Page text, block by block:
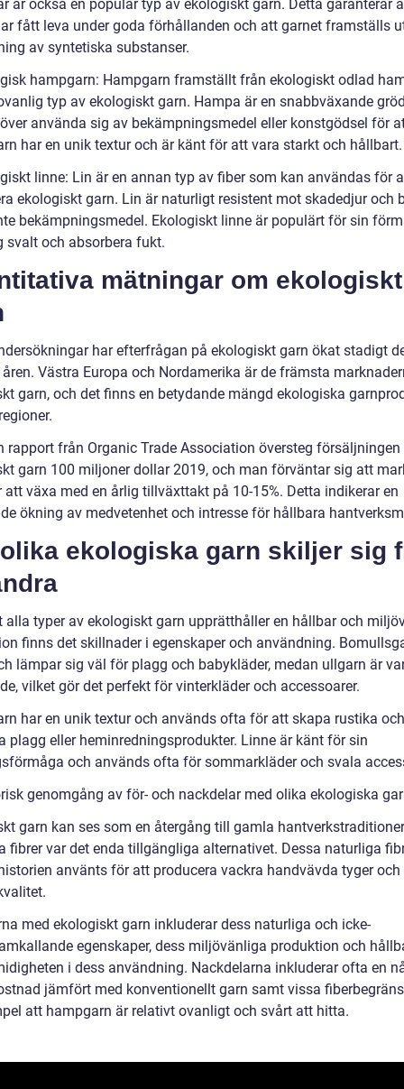
är också en populär typ av ekologiskt garn. Detta garanterar
fått leva under goda förhållanden och att garnet framställs
av syntetiska substanser.
hampgarn: Hampgarn framställt från ekologiskt odlad
typ av ekologiskt garn. Hampa är en snabbväxande
använda sig av bekämpningsmedel eller konstgödsel för
har en unik textur och är känt för att vara starkt och hållbart.
linne: Lin är en annan typ av fiber som kan användas för
ekologiskt garn. Lin är naturligt resistent mot skadedjur och
bekämpningsmedel. Ekologiskt linne är populärt för sin
svalt och absorbera fukt.
mätningar om ekologiskt
har efterfrågan på ekologiskt garn ökat stadigt
Västra Europa och Nordamerika är de främsta
garn, och det finns en betydande mängd ekologiska
rapport från Organic Trade Association översteg försäljningen
garn 100 miljoner dollar 2019, och man förväntar sig att
att växa med en årlig tillväxttakt på 10-15%. Detta indikerar en
ökning av medvetenhet och intresse för hållbara
ekologiska garn skiljer sig
alla typer av ekologiskt garn upprätthåller en hållbar och
finns det skillnader i egenskaper och användning.
lämpar sig väl för plagg och babykläder, medan ullgarn är
vilket gör det perfekt för vinterkläder och accessoarer.
har en unik textur och används ofta för att skapa rustika och
plagg eller heminredningsprodukter. Linne är känt för sin
och används ofta för sommarkläder och svala
genomgång av för- och nackdelar med olika ekologiska
garn kan ses som en återgång till gamla
fibrer var det enda tillgängliga alternativet. Dessa naturliga
använts för att producera vackra handvävda tyger och
med ekologiskt garn inkluderar dess naturliga och icke-
egenskaper, dess miljövänliga produktion och
i dess användning. Nackdelarna inkluderar ofta en
jämfört med konventionellt garn samt vissa
att hampgarn är relativt ovanligt och svårt att hitta.